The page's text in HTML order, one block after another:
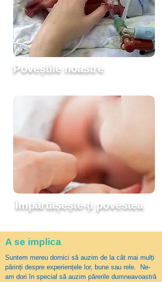
Poveștile noastre
Împărtășește-ți povestea
A se implica
Suntem mereu dornici să auzim de la cât mai mulți
părinți despre experiențele lor, bune sau rele. Ne-
am dori în special să auzim părerile dumneavoastră